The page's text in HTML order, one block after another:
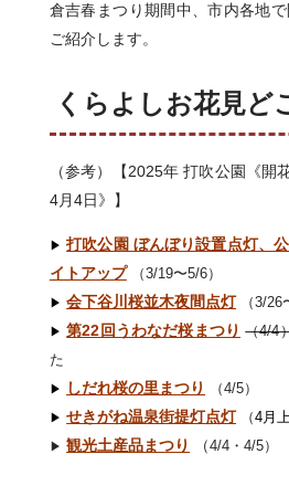
倉吉春まつり期間中、市内各地
ご紹介します。
くらよしお花見ど
（参考）【2025年 打吹公園《開
4月4日》】
▶︎ 打吹公園 ぼんぼり設置点灯、
イトアップ
（3/19〜5/6）
▶︎ 会下谷川桜並木夜間点灯 （3/26
▶︎ 第22回うわなだ桜まつり （4/4
た
▶︎ しだれ桜の里まつり （4/5）
▶︎ せきがね温泉街提灯点灯 （4月
▶︎ 観光土産品まつり （4/4・4/5）